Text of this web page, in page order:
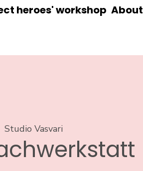
heroes' workshop About
Studio Vasvari